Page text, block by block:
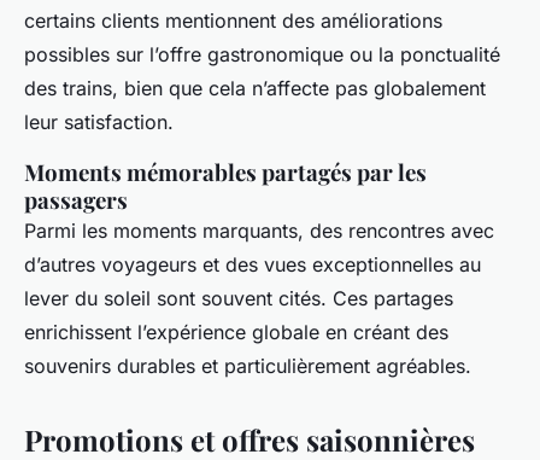
certains clients mentionnent des améliorations
possibles sur l’offre gastronomique ou la ponctualité
des trains, bien que cela n’affecte pas globalement
leur satisfaction.
Moments mémorables partagés par les
passagers
Parmi les moments marquants, des rencontres avec
d’autres voyageurs et des vues exceptionnelles au
lever du soleil sont souvent cités. Ces partages
enrichissent l’expérience globale en créant des
souvenirs durables et particulièrement agréables.
Promotions et offres saisonnières